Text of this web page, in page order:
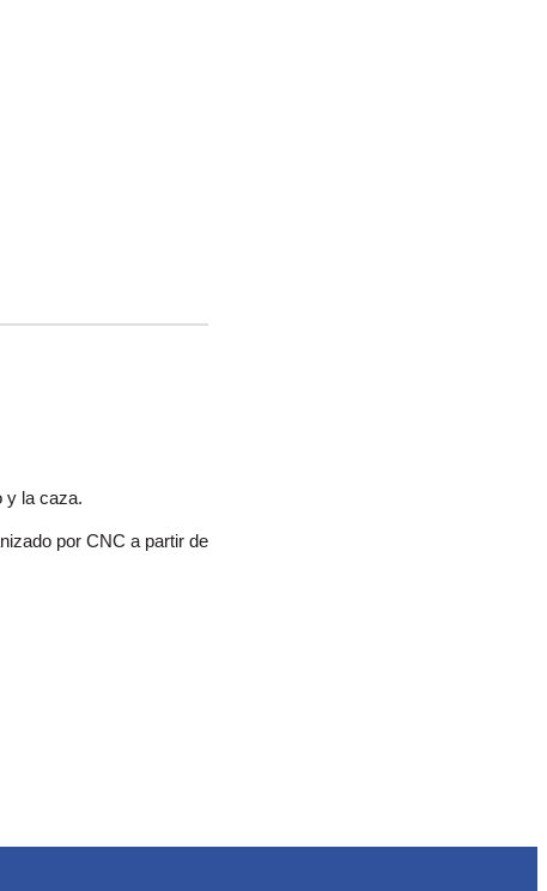
y la caza.
por CNC a partir de